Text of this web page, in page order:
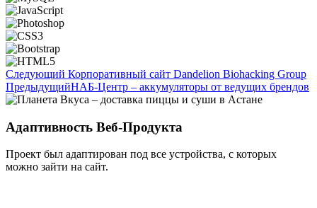
Следующий Корпоративный сайт Dandelion Biohacking Group
ПредыдущийНАБ-Центр – аккумуляторы от ведущих брендов
Адаптивность Веб-Продукта
Проект был адаптирован под все устройства, с которых
можно зайти на сайт.